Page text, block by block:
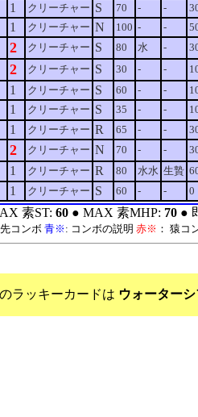
1 クリーチャー S 70 - -
1 クリーチャー N 100 - -
2 クリーチャー S 80 水 -
2 クリーチャー S 30 - -
1 クリーチャー S 60 - -
1 クリーチャー S 35 - -
1 クリーチャー R 65 - -
2 クリーチャー N 70 - -
1 クリーチャー R 80 水水 生贄
1 クリーチャー S 60 - - 0
素ST: 60 ● MAX 素MHP: 70 ●
先コンボ青※ : コンボの説明 赤※ ： 猿コ
ラッキーカードは ウォーターシ